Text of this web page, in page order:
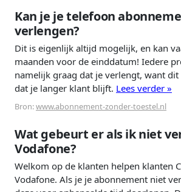
Kan je je telefoon
verlengen?
Dit is eigenlijk altijd mogelijk, en kan
maanden voor de einddatum! Iedere
namelijk graag dat je verlengt, want
dat je langer klant blijft. Lees verder »
Bron:www.abonnement-zonder-toestel.nl
Wat gebeurt er als ik niet
Vodafone?
Welkom op de klanten helpen klanten
Vodafone. Als je je abonnement niet